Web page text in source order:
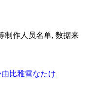
制作人员名单, 数据来
由比雅雪なたけ